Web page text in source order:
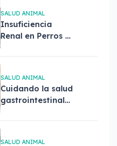
mascotas
SALUD ANIMAL
Insuficiencia
Renal en Perros y
Diagnóstico y
SALUD ANIMAL
Cuidando la salud
gastrointestinal
SALUD ANIMAL